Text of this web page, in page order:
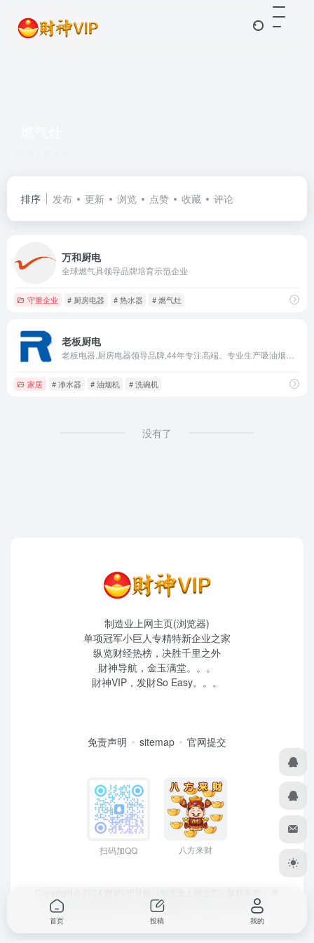
排序 发布 更新 浏览 点赞 收藏 评论
万和厨电
全球燃气具领导品牌培育示范企业
守重企业 # 厨房电器 # 热水器 # 燃气灶
老板厨电
家居 # 净水器 # 油烟机 # 洗碗机
没有了
制造业上网主页(浏览器)
单项冠军小巨人专精特新企业之家
纵览财经热榜，决胜千里之外
財神导航，金玉满堂。。。
財神VIP，发財So Easy。。。
免责声明 sitemap 官网提交
扫码加QQ 八方来财
ICP备2022039259号
、 粤公网安备44190002007732号
首页 投稿 我的